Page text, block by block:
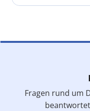
Fragen rund um